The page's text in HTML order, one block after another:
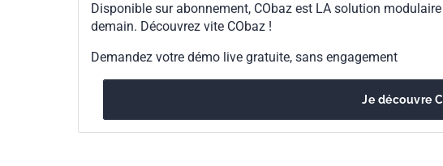
Disponible sur abonnement, CObaz est LA solution
demain. Découvrez vite CObaz !
Demandez votre démo live gratuite, sans engagement
Je découvre